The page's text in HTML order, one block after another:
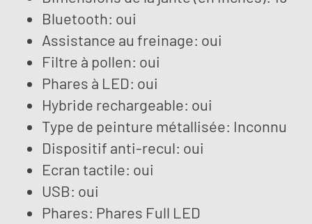
Bluetooth: oui
Assistance au freinage: oui
Filtre à pollen: oui
Phares à LED: oui
Hybride rechargeable: oui
Type de peinture métallisée: Inconnu
Dispositif anti-recul: oui
Ecran tactile: oui
USB: oui
Phares: Phares Full LED